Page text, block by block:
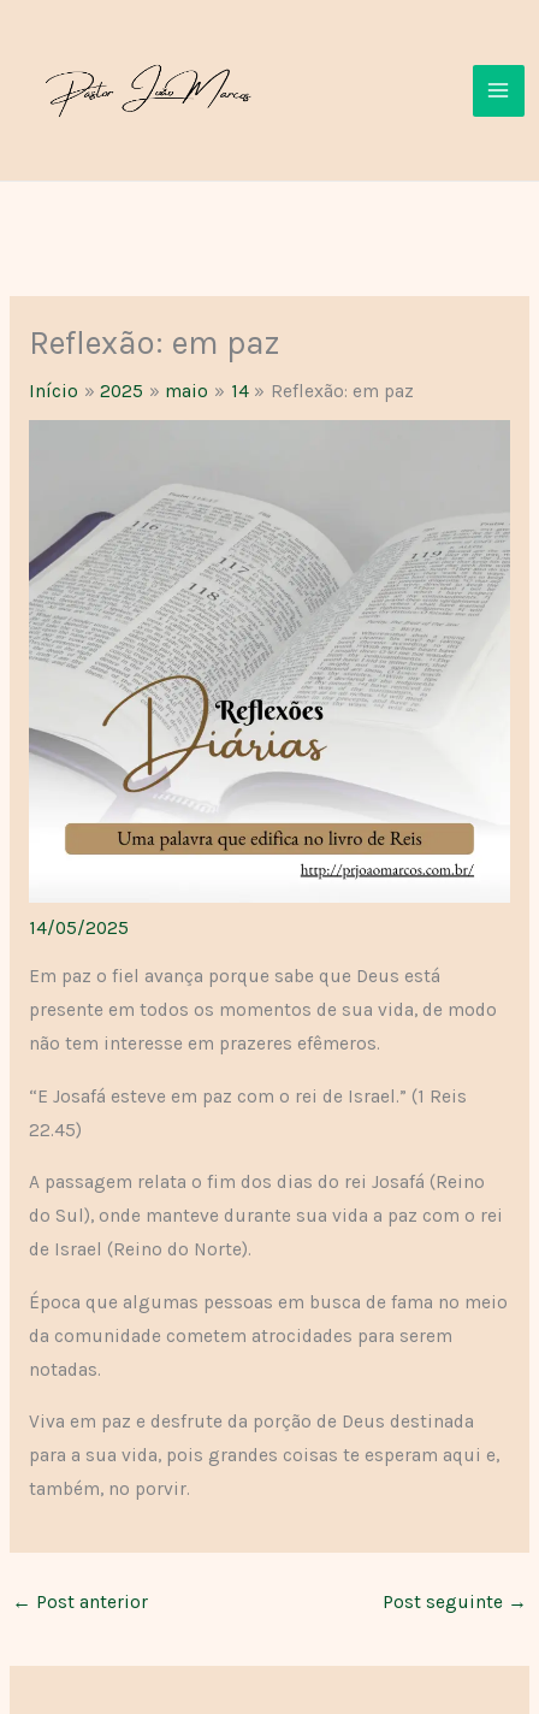
conteúdo
Reflexão: em paz
Início 2025 maio 14 Reflexão: em paz
14/05/2025
Em paz o fiel avança porque sabe que Deus está
presente em todos os momentos de sua vida, de modo
não tem interesse em prazeres efêmeros.
“E Josafá esteve em paz com o rei de Israel.” (1 Reis
22.45)
A passagem relata o fim dos dias do rei Josafá (Reino
do Sul), onde manteve durante sua vida a paz com o rei
de Israel (Reino do Norte).
Época que algumas pessoas em busca de fama no meio
da comunidade cometem atrocidades para serem
notadas.
Viva em paz e desfrute da porção de Deus destinada
para a sua vida, pois grandes coisas te esperam aqui e,
também, no porvir.
← Post anterior Post seguinte →